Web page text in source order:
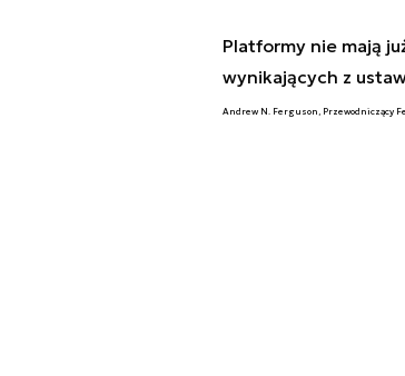
Platformy nie mają
wynikających z
Andrew N. Ferguson, Przewodniczący